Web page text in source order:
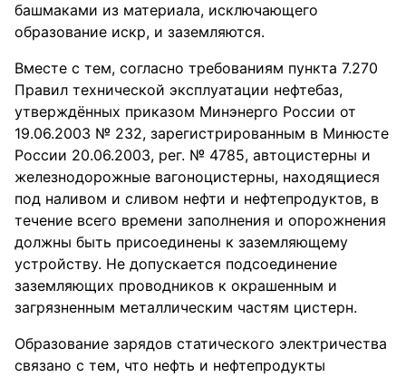
башмаками из материала, исключающего
образование искр, и заземляются.
Вместе с тем, согласно требованиям пункта 7.270
Правил технической эксплуатации нефтебаз,
утверждённых приказом Минэнерго России от
19.06.2003 № 232, зарегистрированным в Минюсте
России 20.06.2003, рег. № 4785, автоцистерны и
железнодорожные вагоноцистерны, находящиеся
под наливом и сливом нефти и нефтепродуктов, в
течение всего времени заполнения и опорожнения
должны быть присоединены к заземляющему
устройству. Не допускается подсоединение
заземляющих проводников к окрашенным и
загрязненным металлическим частям цистерн.
Образование зарядов статического электричества
связано с тем, что нефть и нефтепродукты